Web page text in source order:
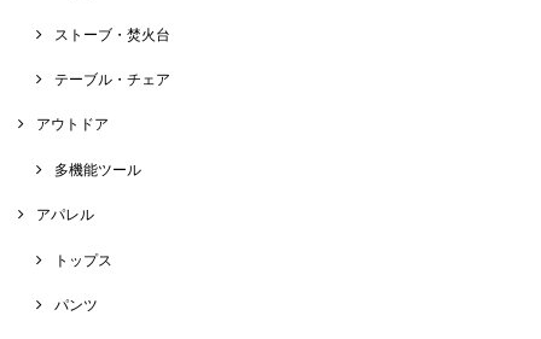
ストーブ・焚火台
テーブル・チェア
アウトドア
多機能ツール
アパレル
トップス
パンツ